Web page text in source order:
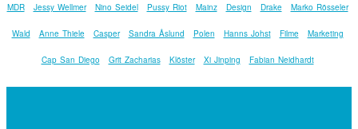
MDR Jessy Wellmer Nino Seidel Pussy Riot Mainz Design Drake Marko Rösseler
Wald Anne Thiele Casper Sandra Åslund Polen Hanns Johst Filme Marketing
Cap San Diego Grit Zacharias Klöster Xi Jinping Fabian Neidhardt